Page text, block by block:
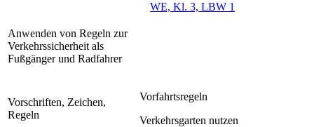
WE, Kl. 3, LBW 1
Anwenden von Regeln zur
Verkehrssicherheit als
Fußgänger und Radfahrer
Vorschriften, Zeichen,
Regeln
Vorfahrtsregeln
Verkehrsgarten nutzen